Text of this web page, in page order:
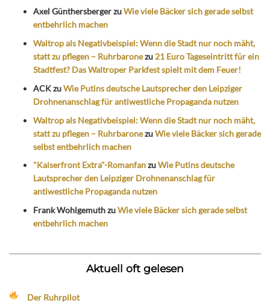
Axel GünthersbergerzuWie viele Bäcker sich gerade selbst
entbehrlich machen
Waltrop als Negativbeispiel: Wenn die Stadt nur noch mäht,
statt zu pflegen – Ruhrbaronezu 21 Euro Tageseintritt für ein
Stadtfest? Das Waltroper Parkfest spielt mit dem Feuer!
ACKzuWie Putins deutsche Lautsprecher den Leipziger
Drohnenanschlag für antiwestliche Propaganda nutzen
Waltrop als Negativbeispiel: Wenn die Stadt nur noch mäht,
statt zu pflegen – RuhrbaronezuWie viele Bäcker sich gerade
selbst entbehrlich machen
"Kaiserfront Extra"-RomanfanzuWie Putins deutsche
Lautsprecher den Leipziger Drohnenanschlag für
antiwestliche Propaganda nutzen
Frank WohlgemuthzuWie viele Bäcker sich gerade selbst
entbehrlich machen
Aktuell oft gelesen
Der Ruhrpilot